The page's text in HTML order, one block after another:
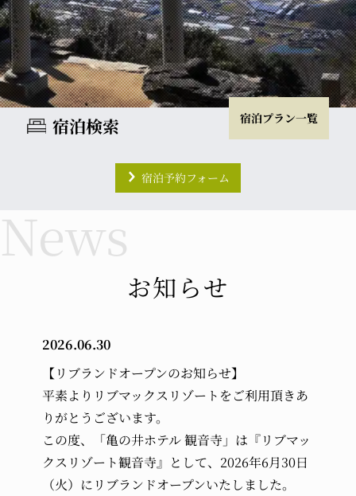
宿泊検索 宿泊プラン一覧
宿泊予約フォーム
小学生
幼児 (布団のみ)
受け入れなし
幼児 (布団・食事不要)
お知らせ
2026.06.30
【リブランドオープンのお知らせ】
平素よりリブマックスリゾートをご利用頂きあ
りがとうございます。
この度、「亀の井ホテル 観音寺」は『リブマッ
クスリゾート観音寺』として、2026年6月30日
（火）にリブランドオープンいたしました。